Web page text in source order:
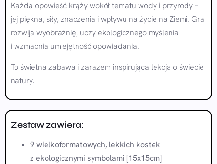
Każda opowieść krąży wokół tematu wody i przyrody –
jej piękna, siły, znaczenia i wpływu na życie na Ziemi. Gra
rozwija wyobraźnię, uczy ekologicznego myślenia
i wzmacnia umiejętność opowiadania.
To świetna zabawa i zarazem inspirująca lekcja o świecie
natury.
Zestaw zawiera:
9 wielkoformatowych, lekkich kostek
z ekologicznymi symbolami [15x15cm]